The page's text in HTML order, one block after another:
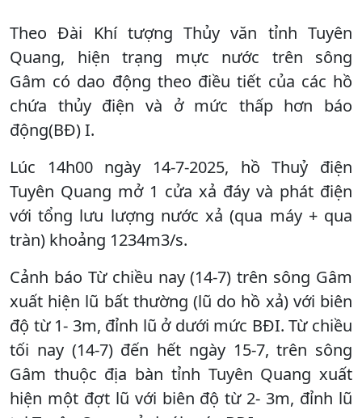
Theo Đài Khí tượng Thủy văn tỉnh Tuyên
Quang, hiện trạng mực nước trên sông
Gâm có dao động theo điều tiết của các hồ
chứa thủy điện và ở mức thấp hơn báo
động(BĐ) I.
Lúc 14h00 ngày 14-7-2025, hồ Thuỷ điện
Tuyên Quang mở 1 cửa xả đáy và phát điện
với tổng lưu lượng nước xả (qua máy + qua
tràn) khoảng 1234m3/s.
Cảnh báo Từ chiều nay (14-7) trên sông Gâm
xuất hiện lũ bất thường (lũ do hồ xả) với biên
độ từ 1- 3m, đỉnh lũ ở dưới mức BĐI. Từ chiều
tối nay (14-7) đến hết ngày 15-7, trên sông
Gâm thuộc địa bàn tỉnh Tuyên Quang xuất
hiện một đợt lũ với biên độ từ 2- 3m, đỉnh lũ